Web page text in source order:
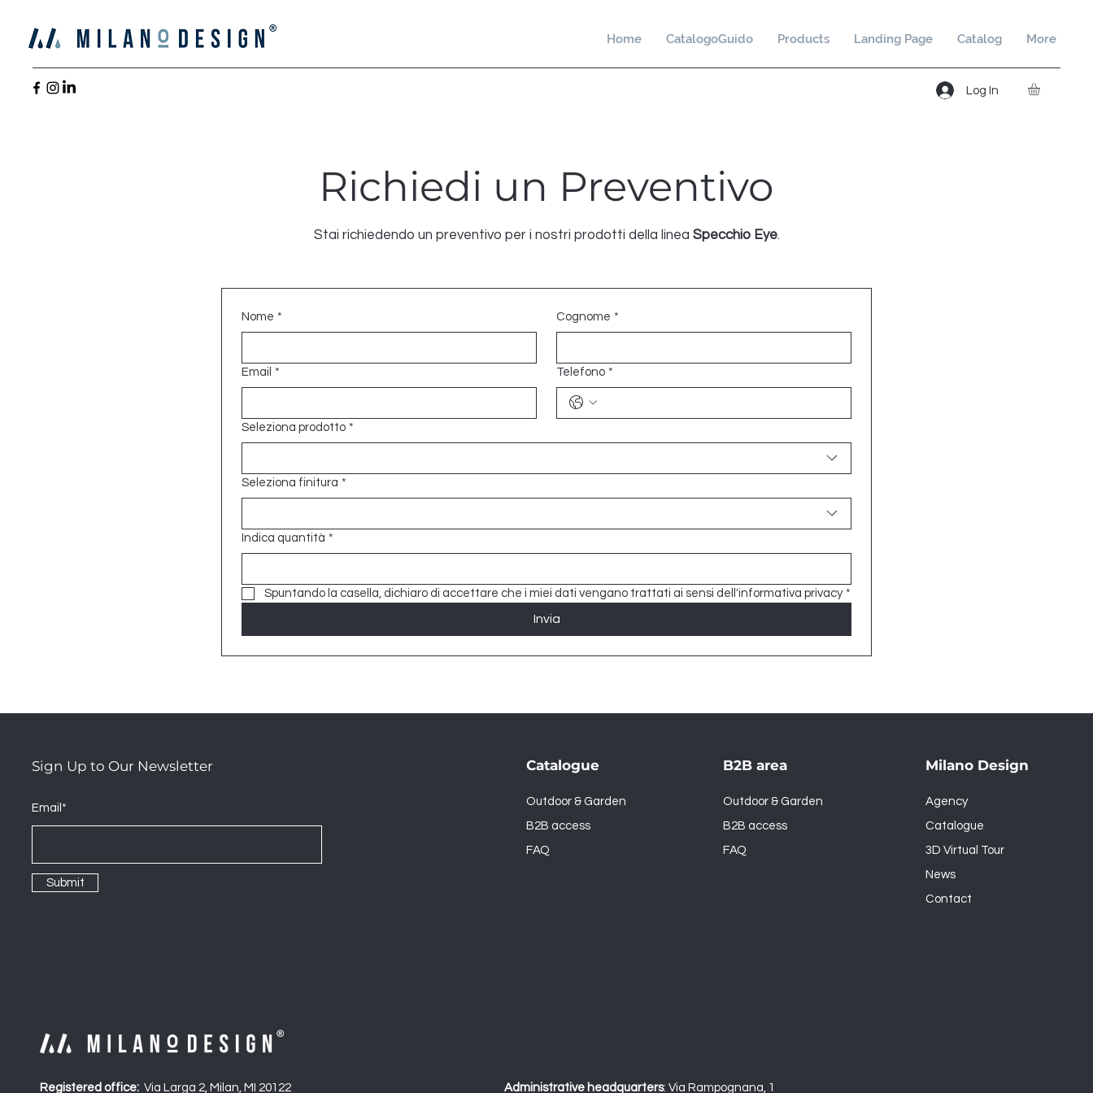
Home CatalogoGuido Products Landing Page Catalog More
Log In
Richiedi un Preventivo
Stai richiedendo un preventivo per i nostri prodotti della linea Specchio Eye.
Nome * Cognome *
Email * Telefono *
Seleziona prodotto *
Seleziona finitura *
Indica quantità *
Spuntando la casella, dichiaro di accettare che i miei dati vengano trattati ai sensi dell'informativa privacy *
Invia
Sign Up to Our Newsletter
Email*
Submit
Catalogue
Outdoor & Garden
B2B access
FAQ
B2B area
Outdoor & Garden
B2B access
FAQ
Milano Design
Agency
Catalogue
3D Virtual Tour
News
Contact
Registered office: Via Larga 2, Milan, MI 20122 Administrative headquarters: Via Rampognana, 1